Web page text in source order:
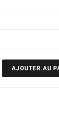
AJOUTER AU